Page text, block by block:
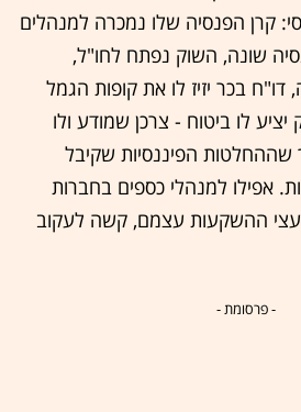
קרן הפנסיה שלו נמכרה למנהלים
שונה, השוק נפתח לחו"ל,
בכר יזיז לו את קופות הגמל
לו ביטוח - צרכן שמודע ולו
הפיננסיות שקיבל
אפילו למנהלי כספים בחברות
ההשקעות עצמם, קשה לעקוב
- פרסומת -